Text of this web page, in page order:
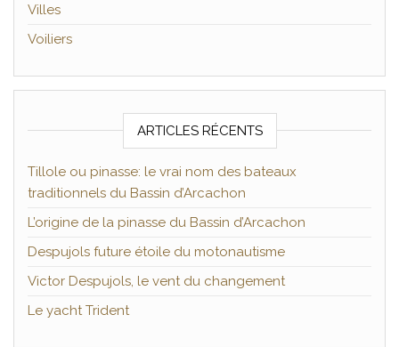
Villes
Voiliers
ARTICLES RÉCENTS
Tillole ou pinasse: le vrai nom des bateaux
traditionnels du Bassin d’Arcachon
L’origine de la pinasse du Bassin d’Arcachon
Despujols future étoile du motonautisme
Victor Despujols, le vent du changement
Le yacht Trident